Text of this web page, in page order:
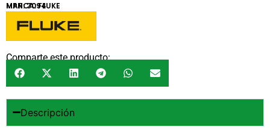
MARCA:FLUKE
MPN: 7094
Comparte este producto:
Descripción